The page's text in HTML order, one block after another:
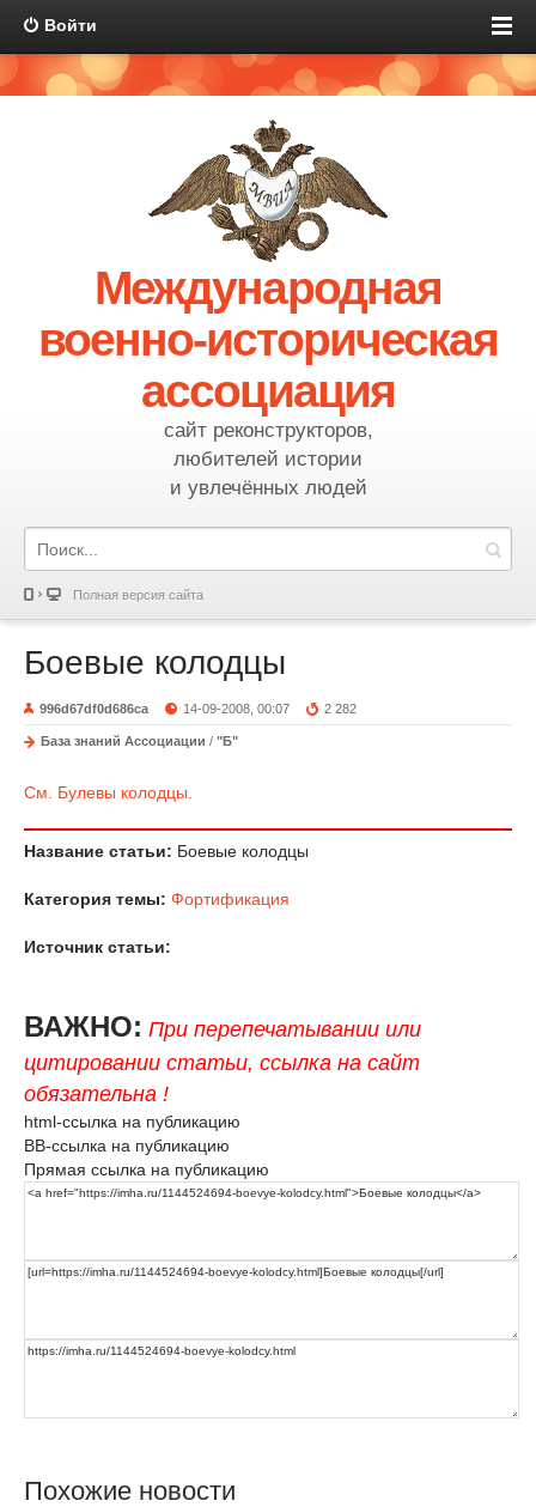
Войти
Международная
военно-историческая
ассоциация
сайт реконструкторов,
любителей истории
и увлечённых людей
Полная версия сайта
Боевые колодцы
996d67df0d686ca 14-09-2008, 00:07 2 282
База знаний Ассоциации / "Б"
См. Булевы колодцы.
Название статьи: Боевые колодцы
Категория темы: Фортификация
Источник статьи:
ВАЖНО: При перепечатывании или
цитировании статьи, ссылка на сайт
обязательна !
html-ссылка на публикацию
BB-ссылка на публикацию
Прямая ссылка на публикацию
Похожие новости